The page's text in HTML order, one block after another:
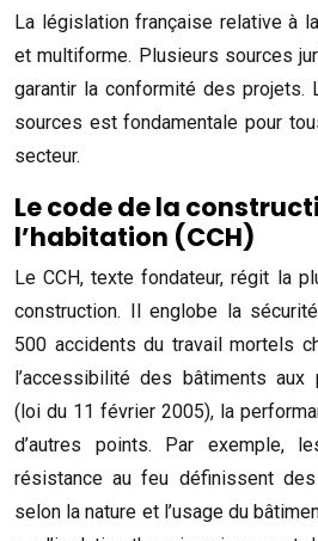
La législation française relative à
et multiforme. Plusieurs sources
garantir la conformité des projets.
sources est fondamentale pour
secteur.
Le code de la
l’habitation (CCH)
Le CCH, texte fondateur, régit la
construction. Il englobe la
500 accidents du travail mortels
l’accessibilité des bâtiments aux
(loi du 11 février 2005), la
d’autres points. Par exemple,
résistance au feu définissent
selon la nature et l’usage du